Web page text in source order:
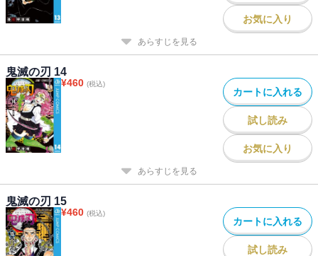
お気に入り
あらすじを見る
鬼滅の刃 14
¥460 (税込)
カートに入れる
試し読み
お気に入り
あらすじを見る
鬼滅の刃 15
¥460 (税込)
カートに入れる
試し読み